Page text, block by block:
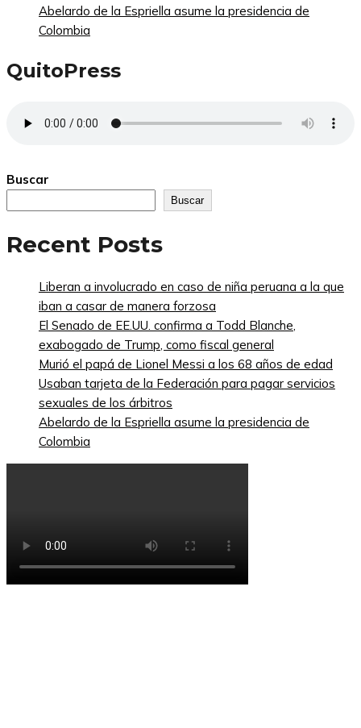
Abelardo de la Espriella asume la presidencia de
Colombia
QuitoPress
Buscar
Buscar
Recent Posts
Liberan a involucrado en caso de niña peruana a la que
iban a casar de manera forzosa
El Senado de EE.UU. confirma a Todd Blanche,
exabogado de Trump, como fiscal general
Murió el papá de Lionel Messi a los 68 años de edad
Usaban tarjeta de la Federación para pagar servicios
sexuales de los árbitros
Abelardo de la Espriella asume la presidencia de
Colombia